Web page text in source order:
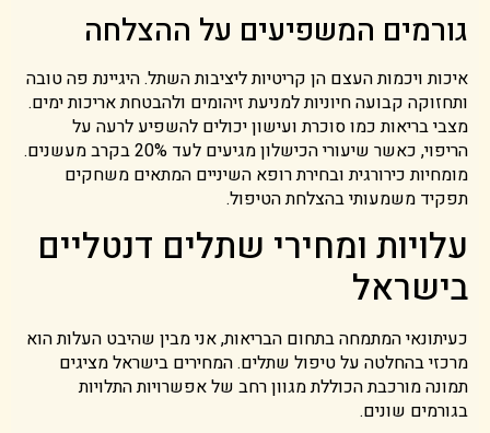
גורמים המשפיעים על ההצלחה
איכות ויכמות העצם הן קריטיות ליציבות השתל. היגיינת פה טובה
ותחזוקה קבועה חיוניות למניעת זיהומים ולהבטחת אריכות ימים.
מצבי בריאות כמו סוכרת ועישון יכולים להשפיע לרעה על
הריפוי, כאשר שיעורי הכישלון מגיעים לעד 20% בקרב מעשנים.
מומחיות כירורגית ובחירת רופא השיניים המתאים משחקים
תפקיד משמעותי בהצלחת הטיפול.
עלויות ומחירי שתלים דנטליים
בישראל
כעיתונאי המתמחה בתחום הבריאות, אני מבין שהיבט העלות הוא
מרכזי בהחלטה על טיפול שתלים. המחירים בישראל מציגים
תמונה מורכבת הכוללת מגוון רחב של אפשרויות התלויות
בגורמים שונים.